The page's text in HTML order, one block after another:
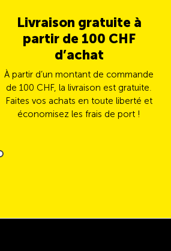
Livraison gratuite à
partir de 100 CHF
d’achat
À partir d’un montant de commande
de 100 CHF, la livraison est gratuite.
Faites vos achats en toute liberté et
économisez les frais de port !